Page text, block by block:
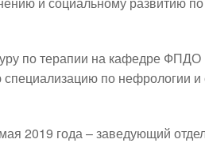
по терапии на кафедре
по нефрологии и
2019 года – заведующий